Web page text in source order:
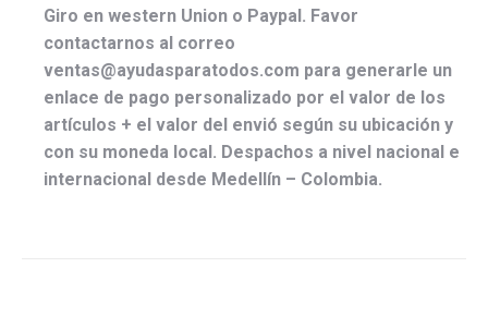
Giro en western Union o Paypal. Favor
contactarnos al correo
ventas@ayudasparatodos.com para generarle un
enlace de pago personalizado por el valor de los
artículos + el valor del envió según su ubicación y
con su moneda local. Despachos a nivel nacional e
internacional desde Medellín – Colombia.